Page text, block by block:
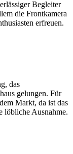
Begleiter
die Frontkamera
erfreuen.
das
gelungen. Für
Markt, da ist das
löbliche Ausnahme.